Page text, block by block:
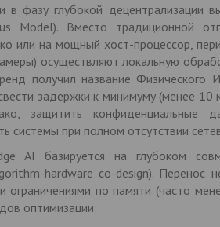
фазу глубокой децентрализации
Model). Вместо традиционной
или на мощный хост-процессор,
осуществляют локальную
получил название Физического
задержки к минимуму (менее 10
защитить конфиденциальные
системы при полном отсутствии
AI базируется на глубоком
hardware co-design). Перенос
ограничениями по памяти (часто
оптимизации: